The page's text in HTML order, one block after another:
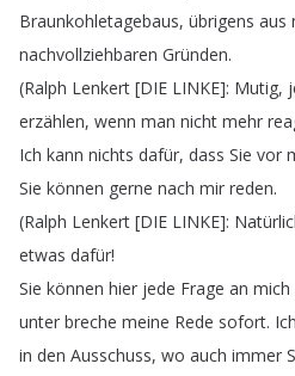
Braunkohletagebaus, übrigens aus
nachvollziehbaren Gründen.
(Ralph Lenkert [DIE LINKE]: Mutig,
erzählen, wenn man nicht mehr
Ich kann nichts dafür, dass Sie vor
Sie können gerne nach mir reden.
(Ralph Lenkert [DIE LINKE]:
etwas dafür!
Sie können hier jede Frage an mich
unter breche meine Rede sofort. Ich
in den Ausschuss, wo auch immer